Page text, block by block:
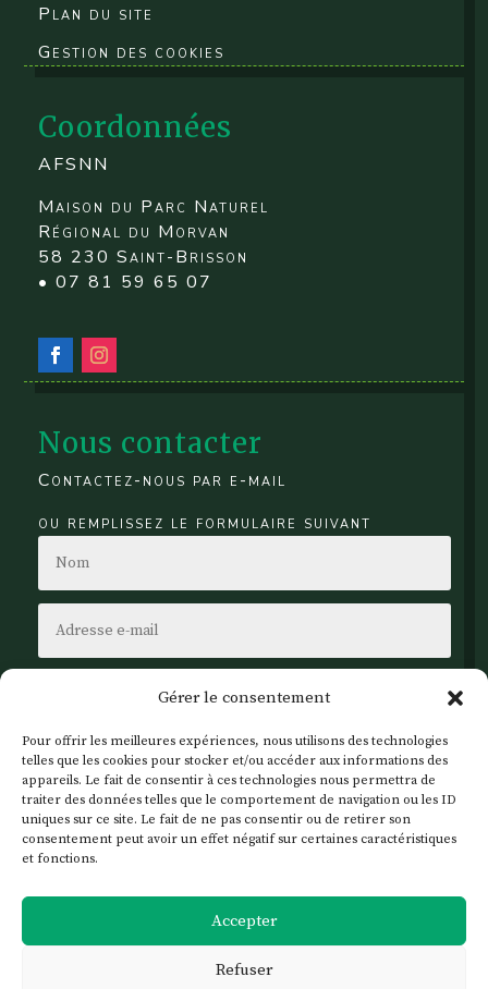
Gérer le consentement
Pour offrir les meilleures expériences, nous utilisons des technologies
telles que les cookies pour stocker et/ou accéder aux informations des
appareils. Le fait de consentir à ces technologies nous permettra de
traiter des données telles que le comportement de navigation ou les ID
uniques sur ce site. Le fait de ne pas consentir ou de retirer son
consentement peut avoir un effet négatif sur certaines caractéristiques
et fonctions.
Accepter
Refuser
Plan du site
Gestion des cookies
Coordonnées
AFSNN
Maison du Parc Naturel
Régional du Morvan
58 230 Saint-Brisson
• 07 81 59 65 07
Nous contacter
Contactez-nous par e-mail
ou remplissez le formulaire suivant